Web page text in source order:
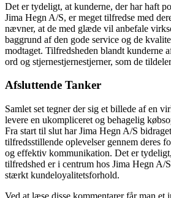
Det er tydeligt, at kunderne, der har haft
Jima Hegn A/S, er meget tilfredse med
nævner, at de med glæde vil anbefale
baggrund af den gode service og de
modtaget. Tilfredsheden blandt kunderne
ord og stjernestjernestjerner, som de
Afsluttende Tanker
Samlet set tegner der sig et billede af en
levere en ukompliceret og behagelig
Fra start til slut har Jima Hegn A/S
tilfredsstillende oplevelser gennem deres
og effektiv kommunikation. Det er
tilfredshed er i centrum hos Jima Hegn A/
stærkt kundeloyalitetsforhold.
Ved at læse disse kommentarer får man et